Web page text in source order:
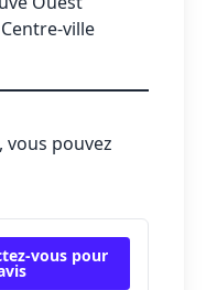
ville
pouvez
vous pour